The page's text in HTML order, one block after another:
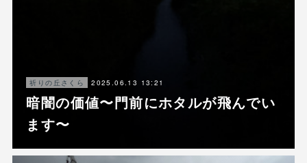
祈りの丘さくら 2025.06.13 13:21
暗闇の価値〜門前にホタルが飛んでい
ます〜